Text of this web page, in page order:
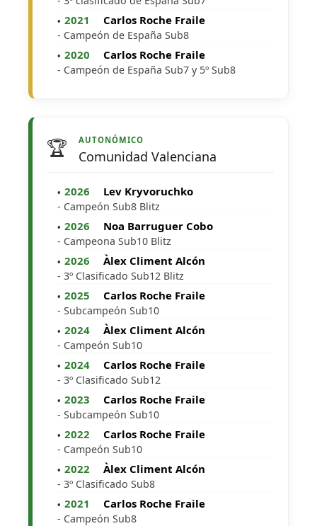
2021 Carlos Roche Fraile
- Campeón de España Sub8
2020 Carlos Roche Fraile
- Campeón de España Sub7 y 5º Sub8
🏆 AUTONÓMICO
Comunidad Valenciana
2026 Lev Kryvoruchko
- Campeón Sub8 Blitz
2026 Noa Barruguer Cobo
- Campeona Sub10 Blitz
2026 Àlex Climent Alcón
- 3º Clasificado Sub12 Blitz
2025 Carlos Roche Fraile
- Subcampeón Sub10
2024 Àlex Climent Alcón
- Campeón Sub10
2024 Carlos Roche Fraile
- 3º Clasificado Sub12
2023 Carlos Roche Fraile
- Subcampeón Sub10
2022 Carlos Roche Fraile
- Campeón Sub10
2022 Àlex Climent Alcón
- 3º Clasificado Sub8
2021 Carlos Roche Fraile
- Campeón Sub8